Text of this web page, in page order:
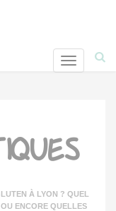
T
e
n
i
À LYON ? QUEL
ENCORE QUELLES